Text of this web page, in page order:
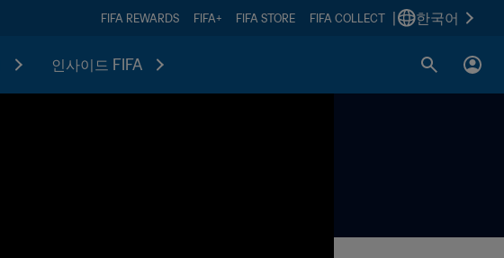
FIFA REWARDS FIFA+ FIFA STORE FIFA COLLECT 한국어
인사이드 FIFA